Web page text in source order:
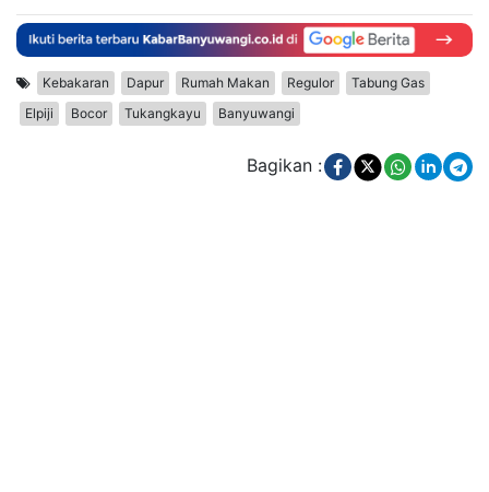
Kebakaran Dapur Rumah Makan Regulor
Tabung Gas
Elpiji
Bocor Tukangkayu Banyuwangi
Bagikan :